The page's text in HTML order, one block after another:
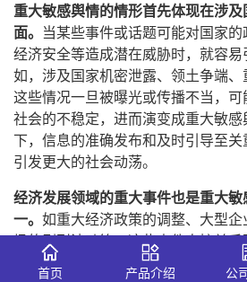
重大敏感舆情的情形首先体现在涉
面。 当某些事件或话题可能对国家的
经济安全等造成潜在威胁时，就容
如，涉及国家机密泄露、领土争端、
这些情况一旦被曝光或传播不当，
社会的不稳定，进而演变成重大敏
下，信息的准确发布和及时引导至
引发更大的社会动荡。
经济发展领域的重大事件也是重大
一。 如重大经济政策的调整、大型
场的剧烈波动等。这些事件直接关
益，容易引发公众的高度关注和热议
首页 产品介绍 公